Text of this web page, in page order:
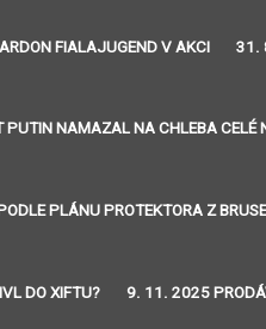
FIALAJUGEND V AKCI 31.
NAMAZAL NA CHLEBA CELÉ
PLÁNU PROTEKTORA Z
DO XIFTU? 9. 11. 2025